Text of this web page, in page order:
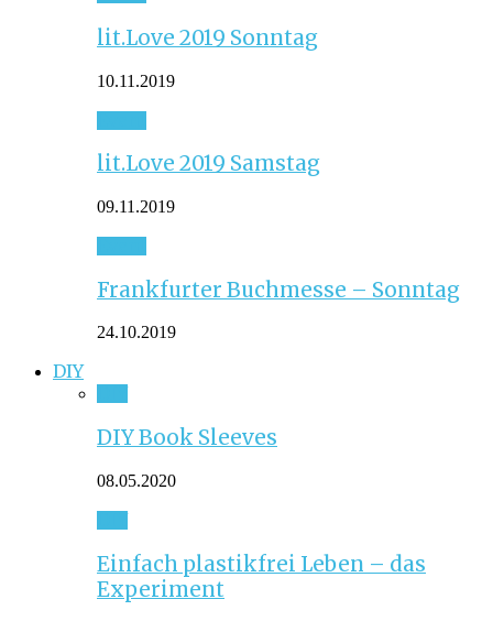
lit.Love 2019 Sonntag
10.11.2019
lit.Love 2019 Samstag
09.11.2019
Frankfurter Buchmesse – Sonntag
24.10.2019
DIY
DIY Book Sleeves
08.05.2020
Einfach plastikfrei Leben – das
Experiment